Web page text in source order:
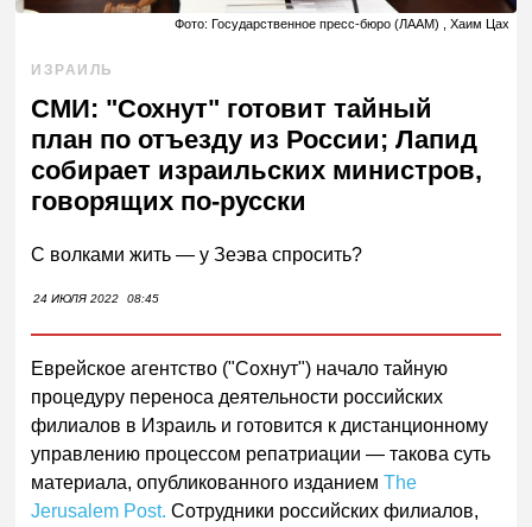
Фото: Государственное пресс-бюро (ЛААМ) , Хаим Цах
ИЗРАИЛЬ
СМИ: "Сохнут" готовит тайный
план по отъезду из России; Лапид
собирает израильских министров,
говорящих по-русски
С волками жить — у Зеэва спросить?
24 ИЮЛЯ 2022 08:45
Еврейское агентство ("Сохнут") начало тайную
процедуру переноса деятельности российских
филиалов в Израиль и готовится к дистанционному
управлению процессом репатриации — такова суть
материала, опубликованного изданием The
Jerusalem Post. Сотрудники российских филиалов,